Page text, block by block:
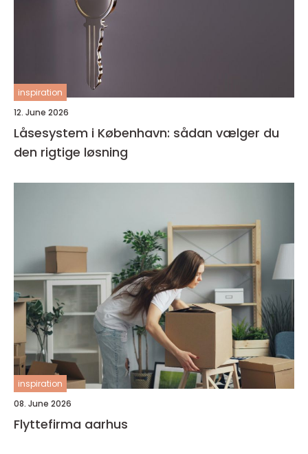
inspiration
12. June 2026
Låsesystem i København: sådan vælger du
den rigtige løsning
inspiration
08. June 2026
Flyttefirma aarhus